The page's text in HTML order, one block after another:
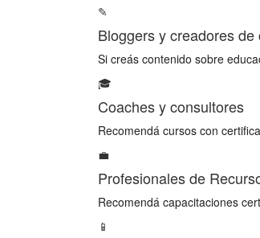
✎
Bloggers y creadores de
Si creás contenido sobre
🎓
Coaches y consultores
Recomendá cursos con
💼
Profesionales de
Recomendá capacitaciones
📱